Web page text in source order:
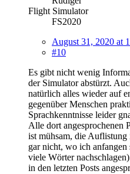
Flight Simulator
FS2020
August 31, 2020 at
#10
Es gibt nicht wenig
der Simulator abstürzt.
natürlich alles wieder auf
gegenüber Menschen
Sprachkenntnisse leider
Alle dort angesprochenen
ist mühsam, die Auflistung
gar nicht, wo ich
viele Wörter
in den letzten Posts